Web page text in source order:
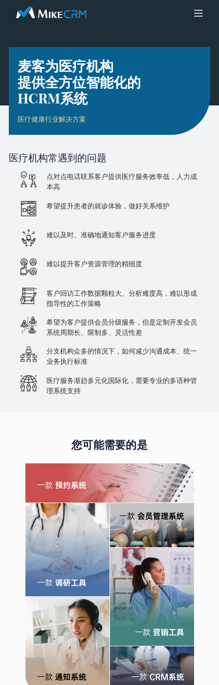
麦客为医疗机构
提供全方位智能化的
HCRM系统
医疗健康行业解决方案
医疗机构常遇到的问题
点对点电话联系客户提供医疗服务效率低，人力成
本高
希望提升患者的就诊体验，做好关系维护
难以及时、准确地通知客户服务进度
难以提升客户资源管理的精细度
客户回访工作数据颗粒大、分析难度高，难以形成
指导性的工作策略
希望为客户提供会员分级服务，但是定制开发会员
系统周期长、限制多、灵活性差
分支机构众多的情况下，如何减少沟通成本、统一
业务执行标准
医疗服务渐趋多元化国际化，需要专业的多语种管
理系统支持
您可能需要的是